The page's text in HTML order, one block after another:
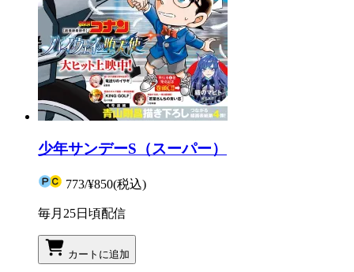
少年サンデーS（スーパー）
773/¥850(税込)
毎月25日頃配信
カートに追加